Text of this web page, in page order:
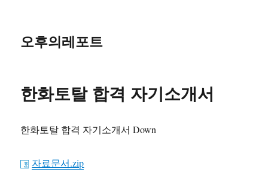
오후의레포트
한화토탈 합격 자기소개서
한화토탈 합격 자기소개서 Down
자료문서.zip